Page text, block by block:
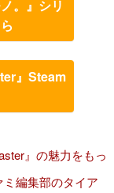
。』シリ
』Steam
』の魅力をもっ
編集部のタイア